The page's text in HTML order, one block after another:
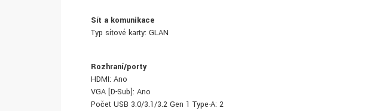
Síť a komunikace
Typ síťové karty: GLAN
Rozhraní/porty
HDMI: Ano
VGA [D-Sub]: Ano
Počet USB 3.0/3.1/3.2 Gen 1 Type-A: 2